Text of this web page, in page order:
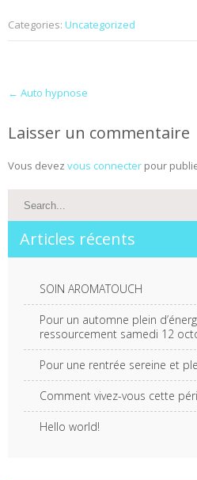
Categories: Uncategorized
Post
navigation
← Auto hypnose
Laisser un commentaire
Vous devez vous connecter pour
Articles récents
SOIN AROMATOUCH
Pour un automne plein
ressourcement samedi 12
Pour une rentrée sereine et
Comment vivez-vous cette
Hello world!